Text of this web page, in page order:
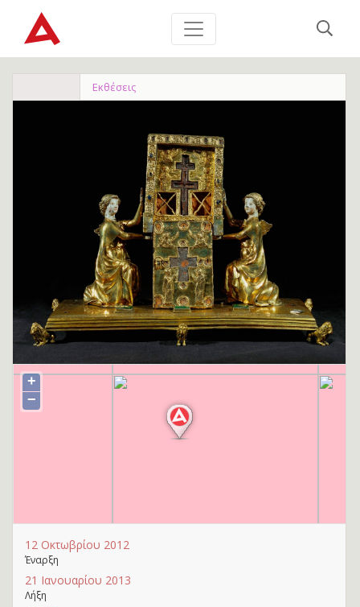
Εκθέσεις
+
−
12 Οκτωβρίου 2012
Έναρξη
21 Ιανουαρίου 2013
Λήξη